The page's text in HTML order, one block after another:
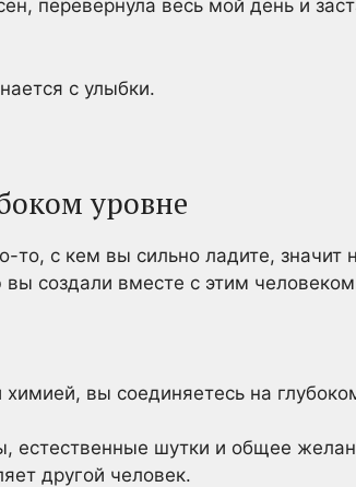
перевернула весь мой день и
с улыбки.
уровне
то, с кем вы сильно ладите, значит
создали вместе с этим
вы соединяетесь на
естественные шутки и общее
другой человек.